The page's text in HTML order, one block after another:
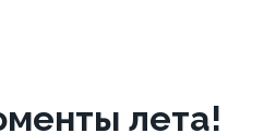
лета!